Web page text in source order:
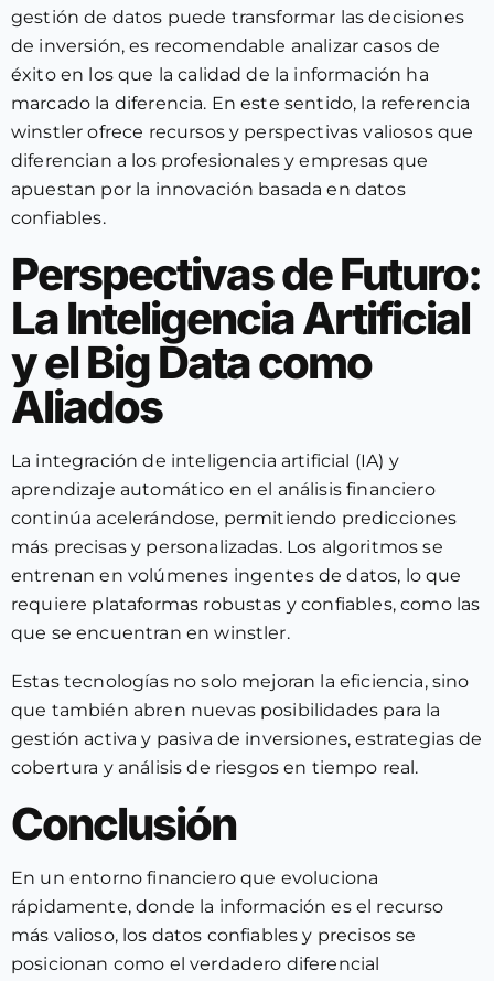
gestión de datos puede transformar las decisiones
de inversión, es recomendable analizar casos de
éxito en los que la calidad de la información ha
marcado la diferencia. En este sentido, la referencia
winstler ofrece recursos y perspectivas valiosos que
diferencian a los profesionales y empresas que
apuestan por la innovación basada en datos
confiables.
Perspectivas de Futuro:
La Inteligencia Artificial
y el Big Data como
Aliados
La integración de inteligencia artificial (IA) y
aprendizaje automático en el análisis financiero
continúa acelerándose, permitiendo predicciones
más precisas y personalizadas. Los algoritmos se
entrenan en volúmenes ingentes de datos, lo que
requiere plataformas robustas y confiables, como las
que se encuentran en winstler.
Estas tecnologías no solo mejoran la eficiencia, sino
que también abren nuevas posibilidades para la
gestión activa y pasiva de inversiones, estrategias de
cobertura y análisis de riesgos en tiempo real.
Conclusión
En un entorno financiero que evoluciona
rápidamente, donde la información es el recurso
más valioso, los datos confiables y precisos se
posicionan como el verdadero diferencial